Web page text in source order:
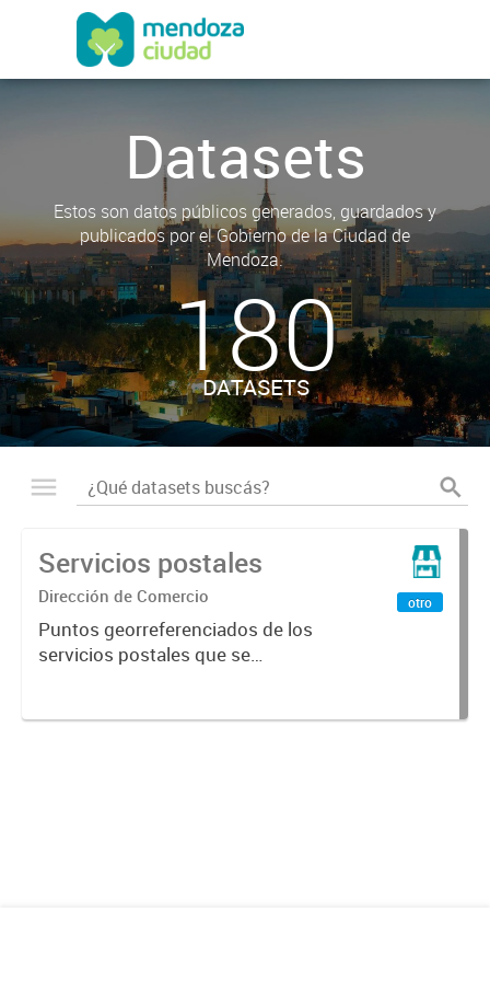
Datasets
Estos son datos públicos generados, guardados y
publicados por el Gobierno de la Ciudad de
Mendoza.
180
DATASETS
Servicios postales
Dirección de Comercio
Puntos georreferenciados de los
servicios postales que se
otro